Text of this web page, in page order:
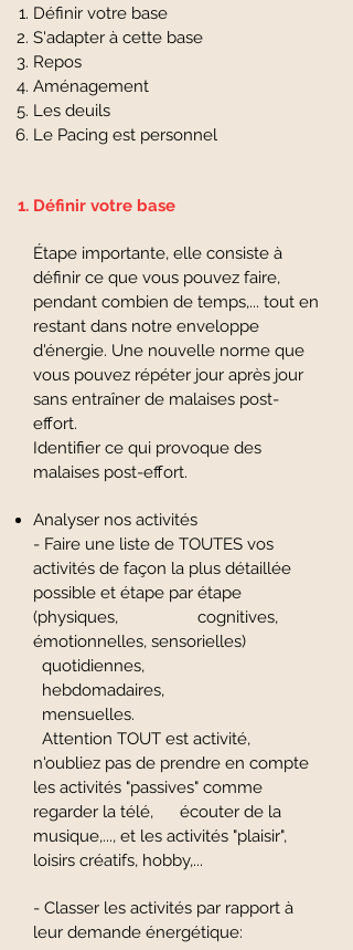
Définir votre base
S'adapter à cette base
Repos
Aménagement
Les deuils
Le Pacing est personnel
Définir votre base
Étape importante, elle consiste à
définir ce que vous pouvez faire,
pendant combien de temps,... tout en
restant dans notre enveloppe
d'énergie. Une nouvelle norme que
vous pouvez répéter jour après jour
sans entraîner de malaises post-
effort.
Identifier ce qui provoque des
malaises post-effort.
Analyser nos activités
- Faire une liste de TOUTES vos
activités de façon la plus détaillée
possible et étape par étape
(physiques, cognitives,
émotionnelles, sensorielles)
quotidiennes,
hebdomadaires,
mensuelles.
Attention TOUT est activité,
n'oubliez pas de prendre en compte
les activités "passives" comme
regarder la télé, écouter de la
musique,..., et les activités "plaisir",
loisirs créatifs, hobby,...
- Classer les activités par rapport à
leur demande énergétique: